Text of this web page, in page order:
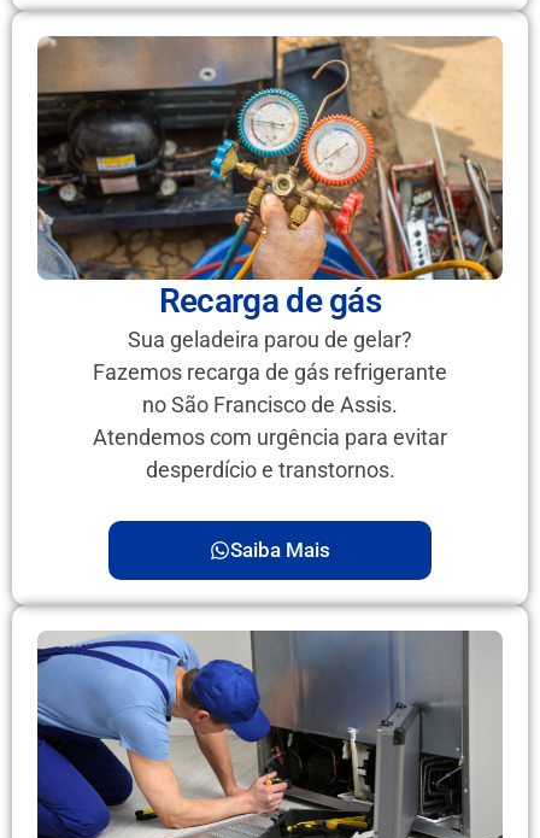
Recarga de gás
Sua geladeira parou de gelar?
Fazemos recarga de gás refrigerante
no São Francisco de Assis.
Atendemos com urgência para evitar
desperdício e transtornos.
Saiba Mais